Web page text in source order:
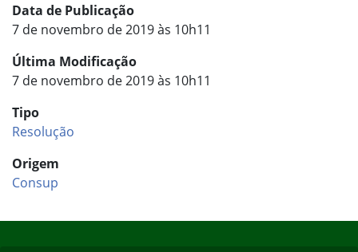
Data de Publicação
7 de novembro de 2019 às 10h11
Última Modificação
7 de novembro de 2019 às 10h11
Tipo
Resolução
Origem
Consup